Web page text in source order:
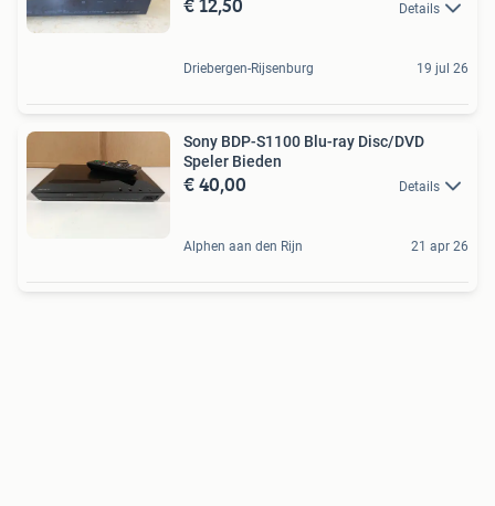
Details
Driebergen-Rijsenburg 19 jul 26
Sony BDP-S1100 Blu-ray Disc/DVD
Speler Bieden
€ 40,00 Details
Alphen aan den Rijn 21 apr 26